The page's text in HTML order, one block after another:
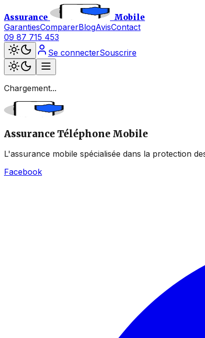
Assurance
Mobile
GarantiesComparerBlogAvisContact
09 87 715 453
Se connecterSouscrire
Chargement...
Assurance Téléphone Mobile
L'assurance mobile spécialisée dans la protection
Facebook